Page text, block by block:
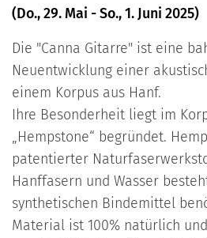
(Do., 29. Mai - So., 1. Juni 2025)
Die "Canna Gitarre" ist eine
Neuentwicklung einer
einem Korpus aus Hanf.
Ihre Besonderheit liegt im
„Hempstone“ begründet.
patentierter
Hanffasern und Wasser
synthetischen Bindemittel
Material ist 100% natürlich